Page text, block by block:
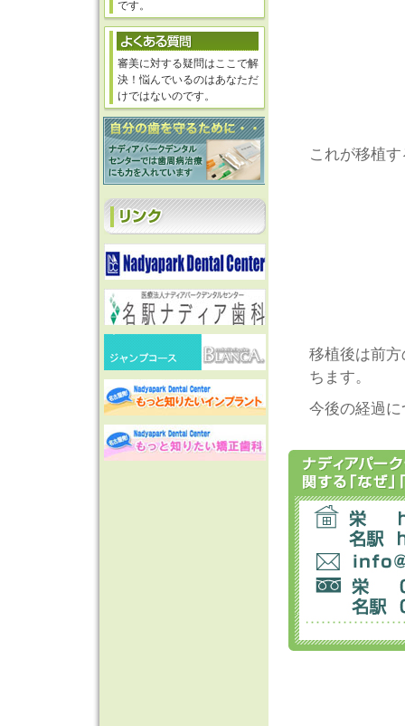
これが移植
移植後は前
ちます。
今後の経過
です。
審美に対する疑問はここで解
決！悩んでいるのはあなただ
けではないのです。